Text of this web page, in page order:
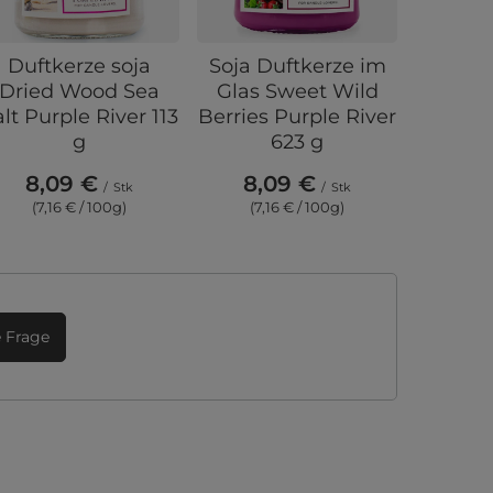
Duftkerze soja
Dried Wood Sea
Purple River 113
g
8,09 € / Stk
(7,16 € / 100g)
Soja Duftkerze im
Glas Sweet Wild
Berries Purple River
623 g
8,09 € / Stk
(7,16 € / 100g)
Frage